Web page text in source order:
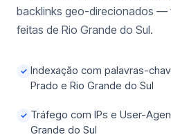
backlinks geo-direcionados —
feitas de Rio Grande do Sul.
✓ Indexação com palavras-
Prado e Rio Grande do Sul
✓ Tráfego com IPs e User-
Grande do Sul